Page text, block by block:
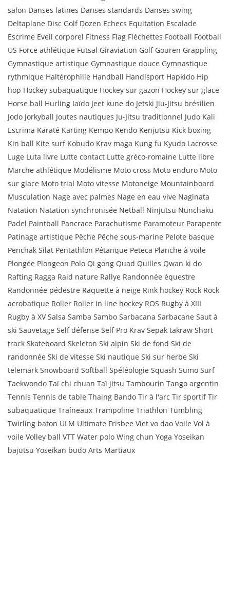
salon Danses latines Danses standards Danses swing
Deltaplane Disc Golf Dozen Echecs Equitation Escalade
Escrime Eveil corporel Fitness Flag Fléchettes Football Football
US Force athlétique Futsal Giraviation Golf Gouren Grappling
Gymnastique artistique Gymnastique douce Gymnastique
rythmique Haltérophilie Handball Handisport Hapkido Hip
hop Hockey subaquatique Hockey sur gazon Hockey sur glace
Horse ball Hurling Iaïdo Jeet kune do Jetski Jiu-Jitsu brésilien
Jodo Jorkyball Joutes nautiques Ju-Jitsu traditionnel Judo Kali
Escrima Karaté Karting Kempo Kendo Kenjutsu Kick boxing
Kin ball Kite surf Kobudo Krav maga Kung fu Kyudo Lacrosse
Luge Luta livre Lutte contact Lutte gréco-romaine Lutte libre
Marche athlétique Modélisme Moto cross Moto enduro Moto
sur glace Moto trial Moto vitesse Motoneige Mountainboard
Musculation Nage avec palmes Nage en eau vive Naginata
Natation Natation synchronisée Netball Ninjutsu Nunchaku
Padel Paintball Pancrace Parachutisme Paramoteur Parapente
Patinage artistique Pêche Pêche sous-marine Pelote basque
Penchak Silat Pentathlon Pétanque Peteca Planche à voile
Plongée Plongeon Polo Qi gong Quad Quilles Qwan ki do
Rafting Ragga Raid nature Rallye Randonnée équestre
Randonnée pédestre Raquette à neige Rink hockey Rock Rock
acrobatique Roller Roller in line hockey ROS Rugby à XIII
Rugby à XV Salsa Samba Sambo Sarbacana Sarbacane Saut à
ski Sauvetage Self défense Self Pro Krav Sepak takraw Short
track Skateboard Skeleton Ski alpin Ski de fond Ski de
randonnée Ski de vitesse Ski nautique Ski sur herbe Ski
telemark Snowboard Softball Spéléologie Squash Sumo Surf
Taekwondo Taï chi chuan Taï jitsu Tambourin Tango argentin
Tennis Tennis de table Thaing Bando Tir à l'arc Tir sportif Tir
subaquatique Traîneaux Trampoline Triathlon Tumbling
Twirling baton ULM Ultimate Frisbee Viet vo dao Voile Vol à
voile Volley ball VTT Water polo Wing chun Yoga Yoseikan
bajutsu Yoseikan budo Arts Martiaux